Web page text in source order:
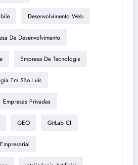
Desenvolvimento Web
De Desenvolvimento
Empresa De Tecnologia
Em São Luís
Empresas Privadas
GEO GitLab CI